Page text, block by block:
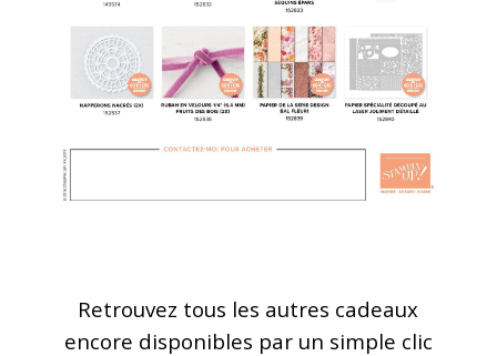
Retrouvez tous les autres cadeaux
encore disponibles par un simple clic